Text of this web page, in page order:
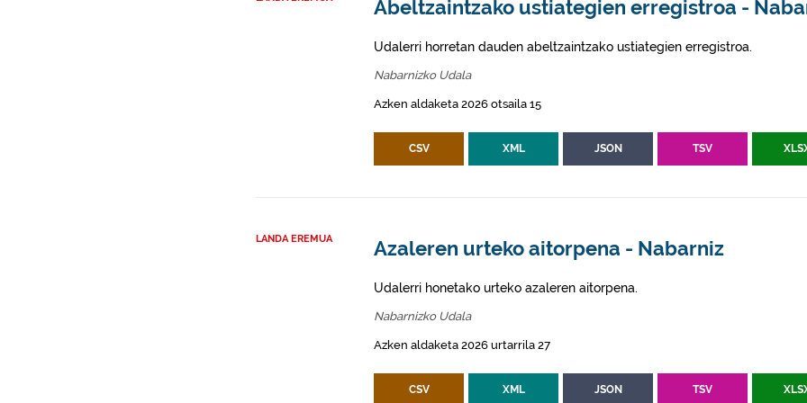
Abeltzaintzako ustiategien erregistroa -
Udalerri horretan dauden abeltzaintzako ustiategien erregistroa.
Nabarnizko Udala
Azken aldaketa 2026 otsaila 15
CSV XML JSON TSV
LANDA EREMUA Azaleren urteko aitorpena - Nabarniz
Udalerri honetako urteko azaleren aitorpena.
Nabarnizko Udala
Azken aldaketa 2026 urtarrila 27
CSV XML JSON TSV